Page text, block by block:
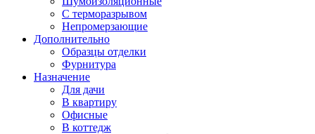
С терморазрывом
Непромерзающие
Дополнительно
Образцы отделки
Фурнитура
Назначение
Для дачи
В квартиру
Офисные
В коттедж